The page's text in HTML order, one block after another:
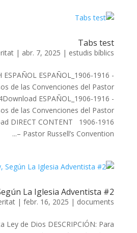
Tabs test
| abr. 7, 2025 | estudis bíblics
ESPAÑOL ESPAÑOL_1906-1916 -
de las Convenciones del Pastor
ESPAÑOL_1906-1916 -
de las Convenciones del Pastor
DIRECT CONTENT 1906-1916
– Pastor Russell’s Convention...
La Iglesia Adventista #2
|febr. 16, 2025 | documents
Ley de Dios DESCRIPCIÓN: Para